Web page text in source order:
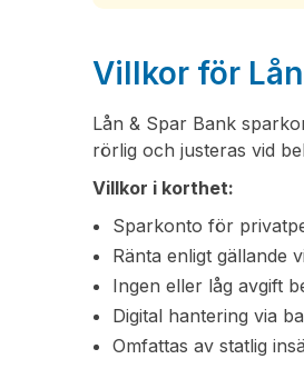
Villkor för
Lån & Spar Bank
rörlig och justeras vid
Villkor i korthet:
Sparkonto för
Ränta enligt gällande
Ingen eller låg avgift
Digital hantering via
Omfattas av statlig